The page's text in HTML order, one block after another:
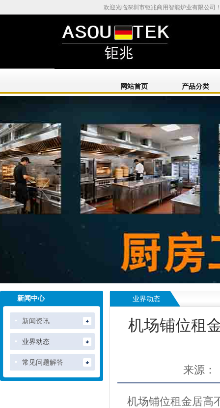
欢迎光临深圳市钜兆商用智能炉业有限公司
网站首页 产品分类
新闻中心
新闻资讯
业界动态
常见问题解答
业界动态
机场铺位租
来源：
机场铺位租金居高